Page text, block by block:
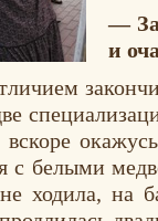
—
и
вскоре
с белыми
ходила, на